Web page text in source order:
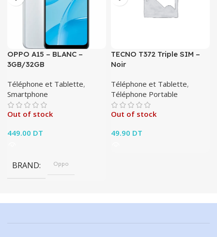
OPPO A15 – BLANC –
3GB/32GB
Téléphone et Tablette,
Smartphone
Out of stock
449.00 DT
BRAND Oppo
TECNO T372 Triple SIM –
Noir
Téléphone et Tablette,
Téléphone Portable
Out of stock
49.90 DT